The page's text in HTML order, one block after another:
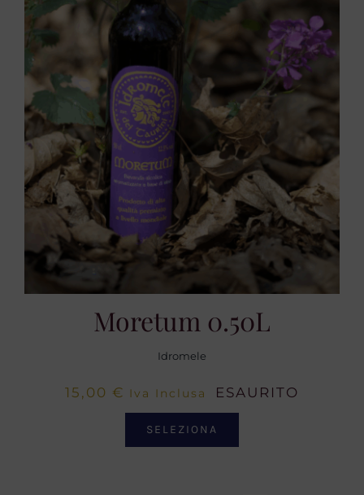
Moretum 0.50L
Idromele
15,00 € Iva Inclusa ESAURITO
SELEZIONA